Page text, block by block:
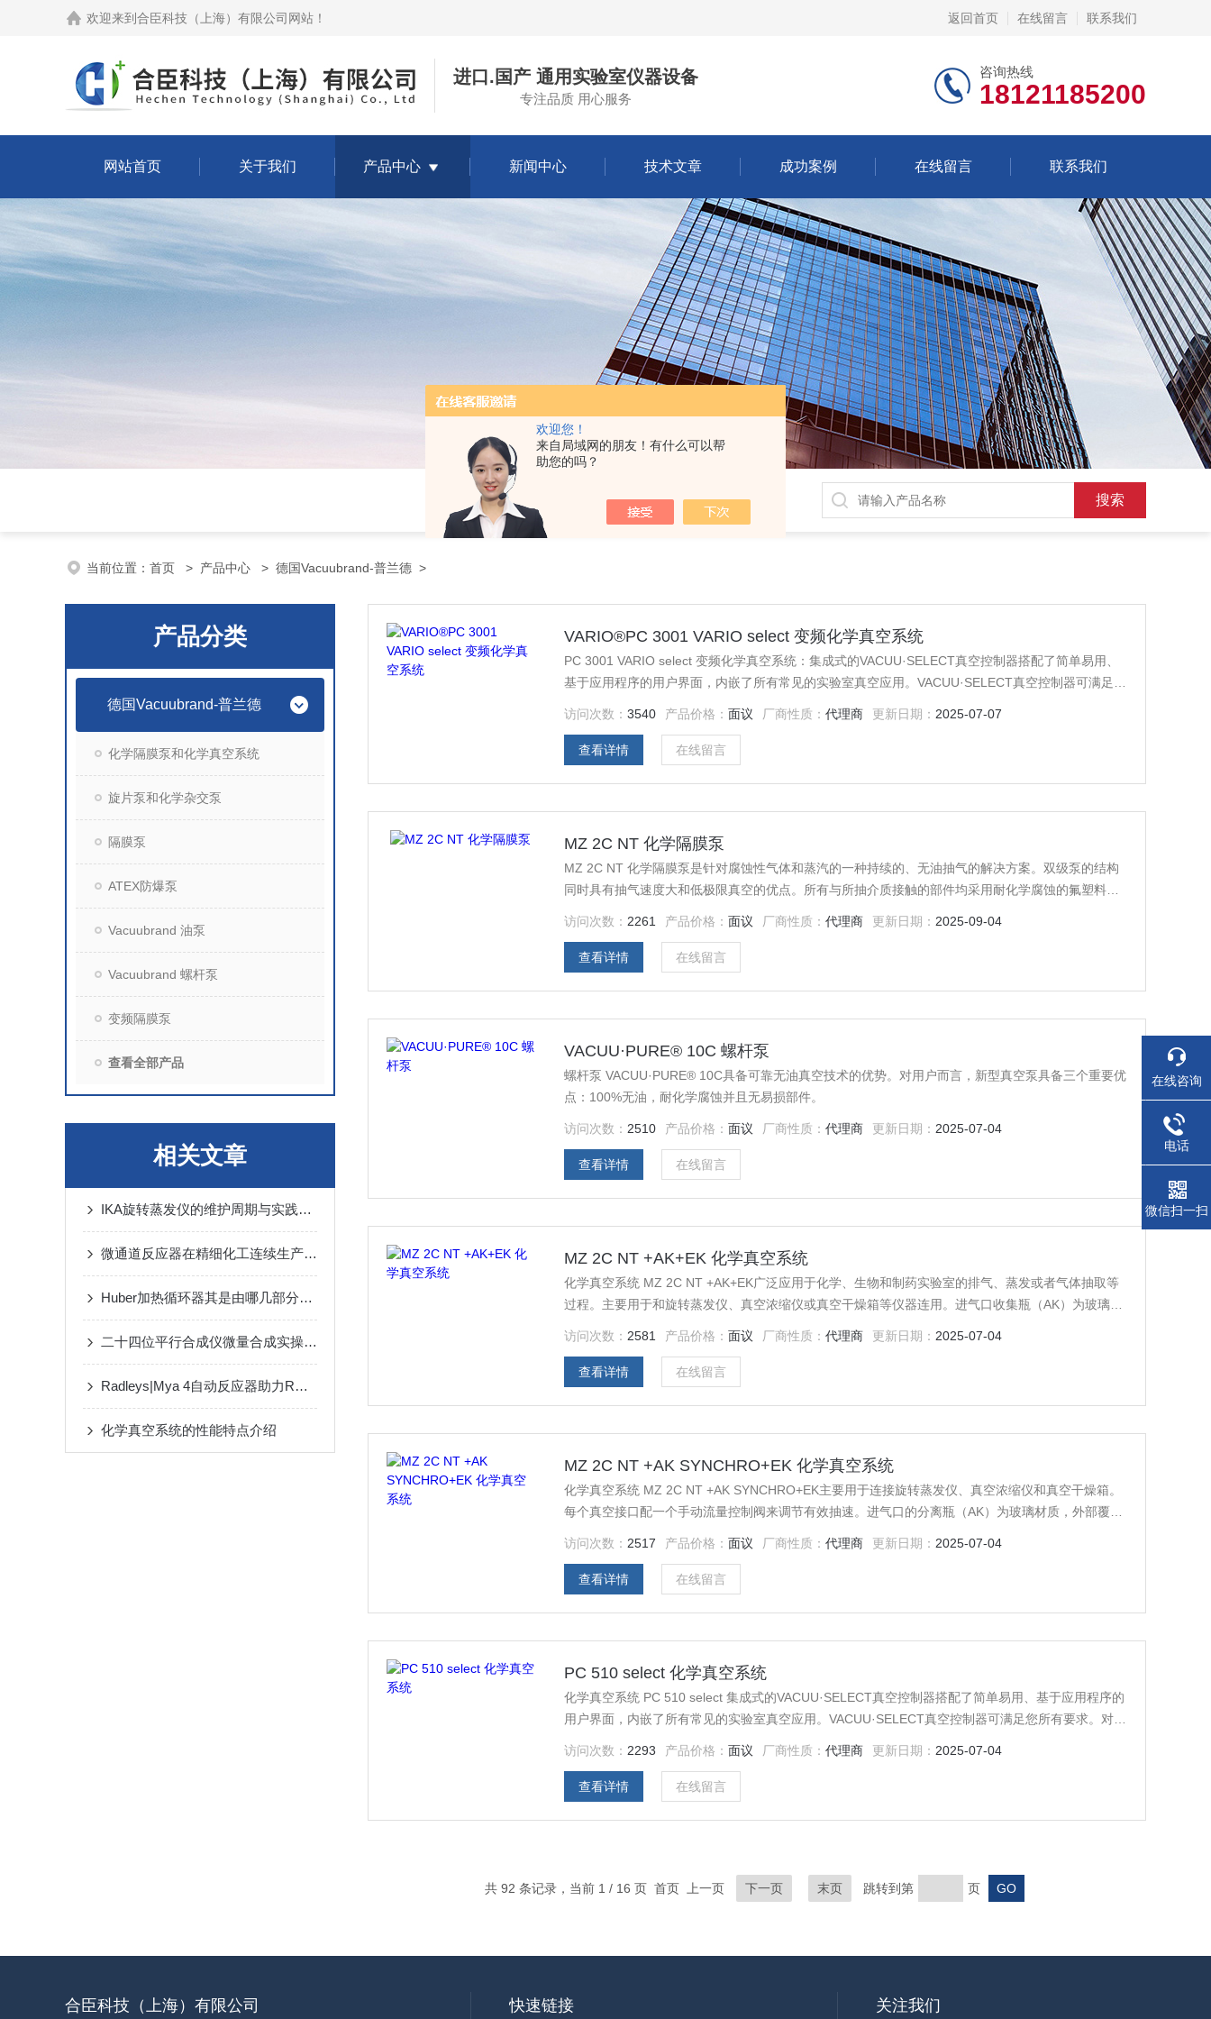
欢迎您！
来自局域网的朋友！有什么可以帮
助您的吗？
欢迎来到 合臣科技（上海）有限公司网站 ！ 返回首页 在线留言 联系我们
进口.国产 通用实验室仪器设备
专注品质 用心服务
咨询热线
18121185200
网站首页 关于我们 产品中心 新闻中心 技术文章 成功案例 在线留言 联系我们
当前位置： 首页 > 产品中心 > 德国Vacuubrand-普兰德 >
产品分类
德国Vacuubrand-普兰德
化学隔膜泵和化学真空系统
旋片泵和化学杂交泵
隔膜泵
ATEX防爆泵
Vacuubrand 油泵
Vacuubrand 螺杆泵
变频隔膜泵
查看全部产品
相关文章
IKA旋转蒸发仪的维护周期与实践建议
微通道反应器在精细化工连续生产中的应用进展
Huber加热循环器其是由哪几部分组成的呢？
二十四位平行合成仪微量合成实操指南
Radleys|Mya 4自动反应器助力RNA药物研发、酶促反应研究
化学真空系统的性能特点介绍
VARIO®PC 3001 VARIO select 变频化学真空系统
PC 3001 VARIO select 变频化学真空系统：集成式的VACUU·SELECT真空控制器搭配了简单易用、
基于应用程序的用户界面，内嵌了所有常见的实验室真空应用。VACUU·SELECT真空控制器可满足您
访问次数：3540 产品价格：面议 厂商性质：代理商 更新日期： 2025-07-07
查看详情 在线留言
MZ 2C NT 化学隔膜泵
MZ 2C NT 化学隔膜泵是针对腐蚀性气体和蒸汽的一种持续的、无油抽气的解决方案。双级泵的结构
同时具有抽气速度大和低极限真空的优点。所有与所抽介质接触的部件均采用耐化学腐蚀的氟塑料制
访问次数： 2261 产品价格：面议 厂商性质：代理商 更新日期： 2025-09-04
查看详情 在线留言
VACUU·PURE® 10C 螺杆泵
螺杆泵 VACUU·PURE® 10C具备可靠无油真空技术的优势。对用户而言，新型真空泵具备三个重要优
点：100%无油，耐化学腐蚀并且无易损部件。
访问次数： 2510 产品价格：面议 厂商性质：代理商 更新日期： 2025-07-04
查看详情 在线留言
MZ 2C NT +AK+EK 化学真空系统
化学真空系统 MZ 2C NT +AK+EK广泛应用于化学、生物和制药实验室的排气、蒸发或者气体抽取等
过程。主要用于和旋转蒸发仪、真空浓缩仪或真空干燥箱等仪器连用。进气口收集瓶（AK）为玻璃材
访问次数： 2581 产品价格：面议 厂商性质：代理商 更新日期： 2025-07-04
查看详情 在线留言
MZ 2C NT +AK SYNCHRO+EK 化学真空系统
化学真空系统 MZ 2C NT +AK SYNCHRO+EK主要用于连接旋转蒸发仪、真空浓缩仪和真空干燥箱。
每个真空接口配一个手动流量控制阀来调节有效抽速。进气口的分离瓶（AK）为玻璃材质，外部覆保
访问次数： 2517 产品价格：面议 厂商性质：代理商 更新日期： 2025-07-04
查看详情 在线留言
PC 510 select 化学真空系统
化学真空系统 PC 510 select 集成式的VACUU·SELECT真空控制器搭配了简单易用、基于应用程序的
用户界面，内嵌了所有常见的实验室真空应用。VACUU·SELECT真空控制器可满足您所有要求。对于
访问次数： 2293 产品价格：面议 厂商性质：代理商 更新日期： 2025-07-04
查看详情 在线留言
共 92 条记录，当前 1 / 16 页 首页 上一页 下一页 末页 跳转到第 页
合臣科技（上海）有限公司 快速链接 关注我们
在线咨询
电话
微信扫一扫